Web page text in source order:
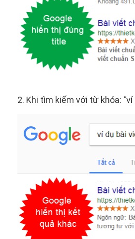
2. Khi tìm kiếm với từ khóa: "ví